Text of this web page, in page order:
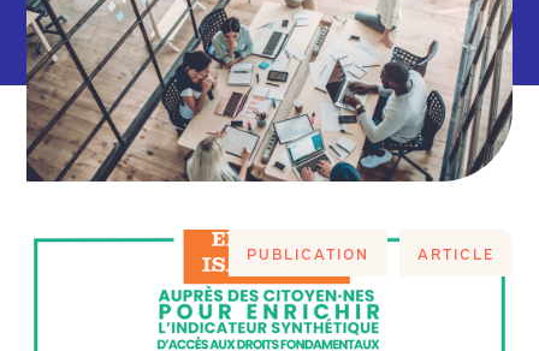
ARTICLE
PUBLICATION